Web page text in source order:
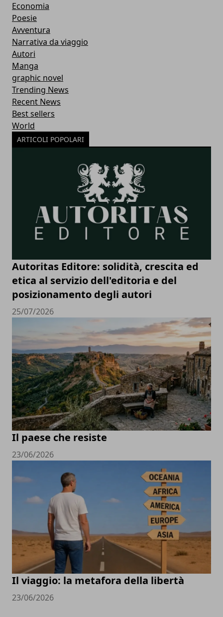
Economia
Poesie
Avventura
Narrativa da viaggio
Autori
Manga
graphic novel
Trending News
Recent News
Best sellers
World
ARTICOLI POPOLARI
Autoritas Editore: solidità, crescita ed
etica al servizio dell'editoria e del
posizionamento degli autori
25/07/2026
Il paese che resiste
23/06/2026
Il viaggio: la metafora della libertà
23/06/2026